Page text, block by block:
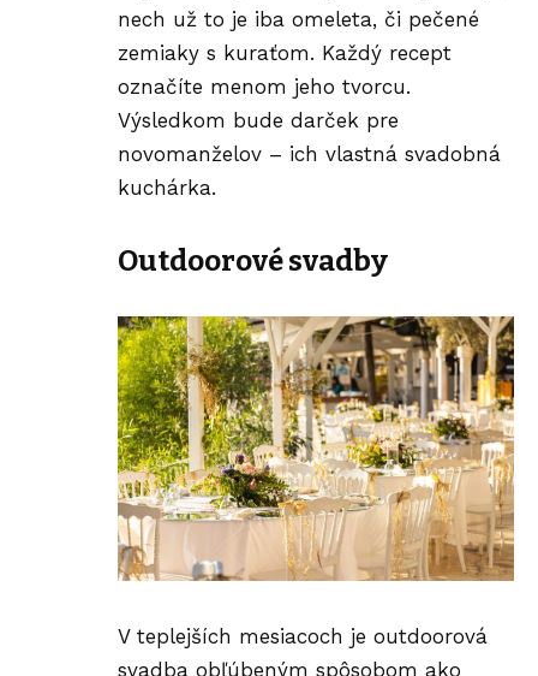
nech už to je iba omeleta, či pečené
zemiaky s kuraťom. Každý recept
označíte menom jeho tvorcu.
Výsledkom bude darček pre
novomanželov – ich vlastná svadobná
kuchárka.
Outdoorové svadby
V teplejších mesiacoch je outdoorová
svadba obľúbeným spôsobom ako